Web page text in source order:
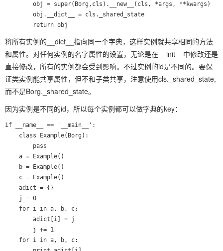
        obj = super(Borg,cls).__new__(cls, *args, **kwargs)
        obj.__dict__ = cls._shared_state
        return obj
将所有实例的__dict__指向同一个字典，这样实例就共享相同的方法
和属性。对任何实例的名字属性的设置，无论是在__init__中修改还是
直接修改，所有的实例都会受到影响。不过实例的id是不同的。要保
证类实例能共享属性，但不和子类共享，注意使用cls._shared_state,
而不是Borg._shared_state。
因为实例是不同的id，所以每个实例都可以做字典的key：
if __name__ == '__main__':
    class Example(Borg):
        pass
    a = Example()
    b = Example()
    c = Example()
    adict = {}
    j = 0
    for i in a, b, c:
        adict[i] = j
        j += 1
    for i in a, b, c: